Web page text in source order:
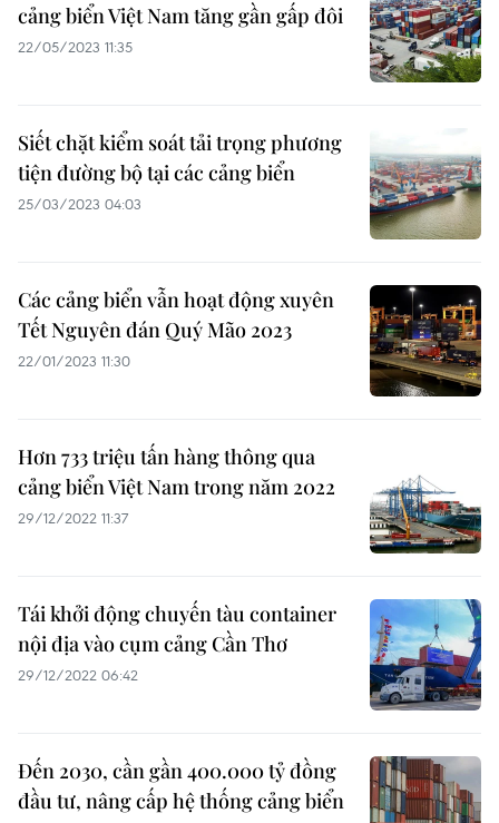
cảng biển Việt Nam tăng gần gấp đôi
22/05/2023 11:35
Siết chặt kiểm soát tải trọng phương
tiện đường bộ tại các cảng biển
25/03/2023 04:03
Các cảng biển vẫn hoạt động xuyên
Tết Nguyên đán Quý Mão 2023
22/01/2023 11:30
Hơn 733 triệu tấn hàng thông qua
cảng biển Việt Nam trong năm 2022
29/12/2022 11:37
Tái khởi động chuyến tàu container
nội địa vào cụm cảng Cần Thơ
29/12/2022 06:42
Đến 2030, cần gần 400.000 tỷ đồng
đầu tư, nâng cấp hệ thống cảng biển